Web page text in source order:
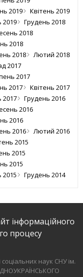
2019
Квітень 2019
2019
Грудень 2018
2018
2018
2018
Лютий 2018
2017
2017
2017
Квітень 2017
2017
Грудень 2016
2016
2016
2016
Лютий 2016
2015
2015
2015
2015 Грудень 2014
інформаційного
процесу
наук СНУ ім.